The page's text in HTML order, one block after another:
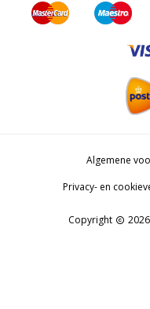
Algemene
Privacy- en
Copyright copyright